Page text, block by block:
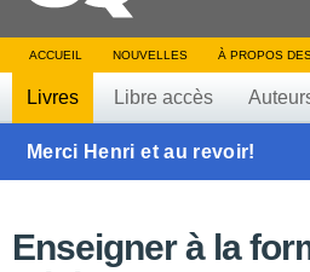
ACCUEIL NOUVELLES À PROPOS
Livres Libre accès
Merci Henri et au revoir!
Enseigner à la